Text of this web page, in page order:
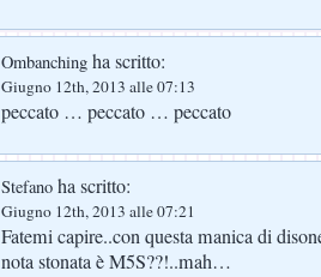
Ombanching ha scritto:
Giugno 12th, 2013 alle 07:13
peccato … peccato … peccato
Stefano ha scritto:
Giugno 12th, 2013 alle 07:21
Fatemi capire..con questa manica di
nota stonata è M5S??!..mah…